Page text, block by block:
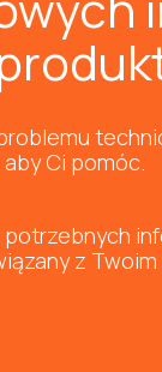
Ci pomóc.
z